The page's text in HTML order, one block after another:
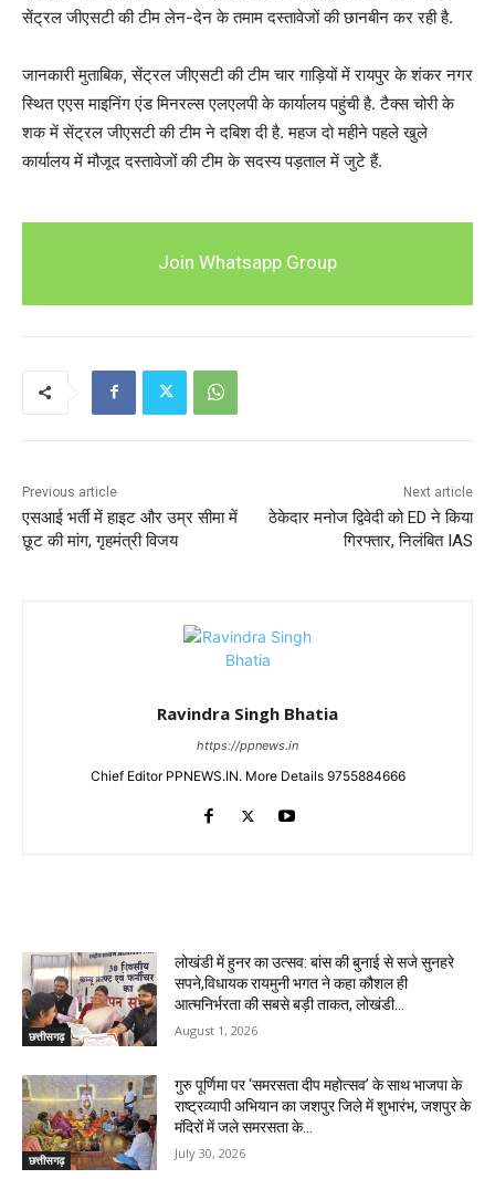
सेंट्रल जीएसटी की टीम लेन-देन के तमाम दस्तावेजों की छानबीन कर रही है.
जानकारी मुताबिक, सेंट्रल जीएसटी की टीम चार गाड़ियों में रायपुर के शंकर नगर
स्थित एएस माइनिंग एंड मिनरल्स एलएलपी के कार्यालय पहुंची है. टैक्स चोरी के
शक में सेंट्रल जीएसटी की टीम ने दबिश दी है. महज दो महीने पहले खुले
कार्यालय में मौजूद दस्तावेजों की टीम के सदस्य पड़ताल में जुटे हैं.
Join Whatsapp Group
Previous article
एसआई भर्ती में हाइट और उम्र सीमा में
छूट की मांग, गृहमंत्री विजय
Next article
ठेकेदार मनोज द्विवेदी को ED ने किया
गिरफ्तार, निलंबित IAS
Ravindra Singh Bhatia
https://ppnews.in
Chief Editor PPNEWS.IN. More Details 9755884666
छत्तीसगढ़
लोखंडी में हुनर का उत्सव: बांस की बुनाई से सजे सुनहरे
सपने,विधायक रायमुनी भगत ने कहा कौशल ही
आत्मनिर्भरता की सबसे बड़ी ताकत, लोखंडी...
August 1, 2026
छत्तीसगढ़
गुरु पूर्णिमा पर ‘समरसता दीप महोत्सव’ के साथ भाजपा के
राष्ट्रव्यापी अभियान का जशपुर जिले में शुभारंभ, जशपुर के
मंदिरों में जले समरसता के...
July 30, 2026